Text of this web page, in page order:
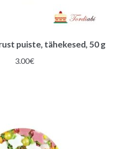
puiste, tähekesed, 50 g
3.00€